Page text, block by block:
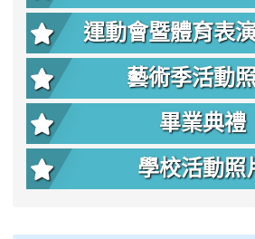
運動會暨體育表
藝術季活動
畢業典禮
學校活動照